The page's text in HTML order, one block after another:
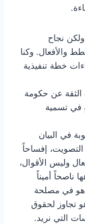
ولكن نجاح
والأفعال. وكنا
خطة تنفيذية
عن حكومة
في تسمية
في البيان
التصويت، إفساحاً
وليس الأقوال،
ناصحاً أميناً
هو في مصلحة
تجاوز لحقوق
التي نريد.